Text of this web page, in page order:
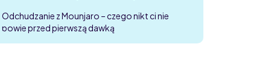
Odchudzanie z Mounjaro – czego nikt ci nie
powie przed pierwszą dawką